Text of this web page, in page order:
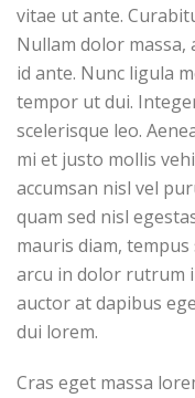
vitae ut ante.
Nullam dolor massa,
id ante. Nunc ligula
tempor ut dui.
scelerisque leo.
mi et justo mollis
accumsan nisl vel
quam sed nisl
mauris diam,
arcu in dolor rutrum
auctor at dapibus
dui lorem.
Cras eget massa